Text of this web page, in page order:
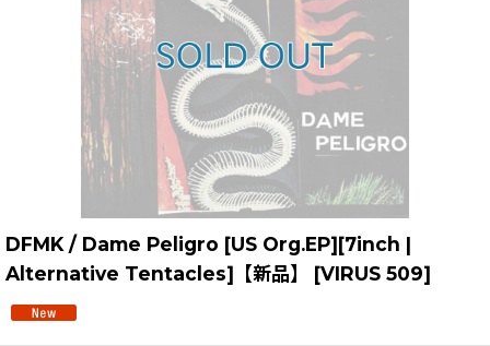
DFMK / Dame Peligro [US Org.EP][7inch |
Alternative Tentacles]【新品】
[VIRUS 509]